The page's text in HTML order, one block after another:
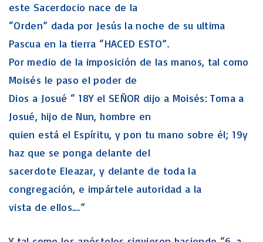
este Sacerdocio nace de la
“Orden” dada por Jesús la noche de su ultima
Pascua en la tierra “HACED ESTO”.
Por medio de la imposición de las manos, tal como
Moisés le paso el poder de
Dios a Josué “ 18Y el SEÑOR dijo a Moisés: Toma a
Josué, hijo de Nun, hombre en
quien está el Espíritu, y pon tu mano sobre él; 19y
haz que se ponga delante del
sacerdote Eleazar, y delante de toda la
congregación, e impártele autoridad a la
vista de ellos.…”